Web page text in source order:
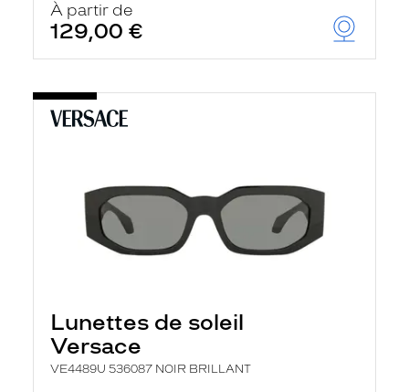
À partir de
129,00 €
Lunettes de soleil
Versace
VE4489U 536087 NOIR BRILLANT